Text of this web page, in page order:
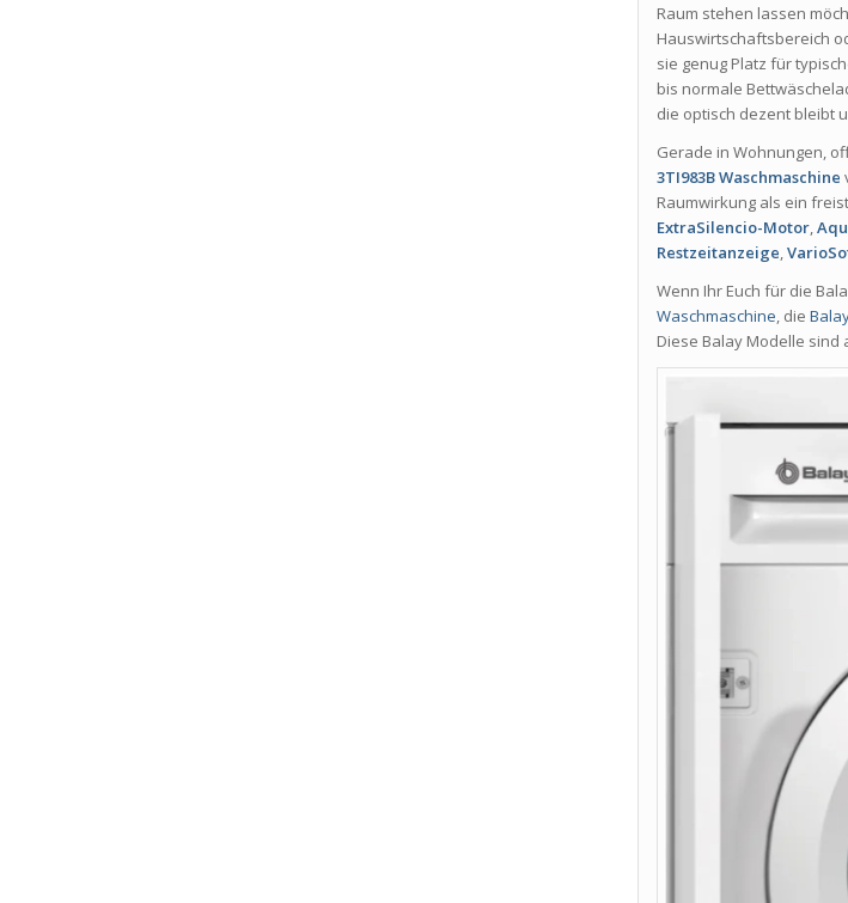
Raum stehen lassen
Hauswirtschaftsbereich
sie genug Platz für
bis normale
die optisch dezent bleibt
Gerade in Wohnungen,
3TI983B Waschmaschine
Raumwirkung als ein
ExtraSilencio-Motor,
Restzeitanzeige,
Wenn Ihr Euch für die
Waschmaschine, die
Diese Balay Modelle